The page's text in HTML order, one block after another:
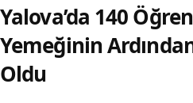
Yalova’da 140
Yemeğinin
Oldu